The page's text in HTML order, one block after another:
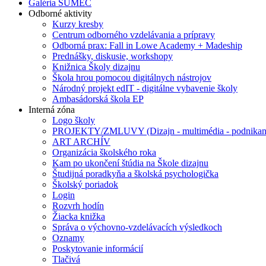
Galéria SUMEC
Odborné aktivity
Kurzy kresby
Centrum odborného vzdelávania a prípravy
Odborná prax: Fall in Lowe Academy + Madeship
Prednášky, diskusie, workshopy
Knižnica Školy dizajnu
Škola hrou pomocou digitálnych nástrojov
Národný projekt edIT - digitálne vybavenie školy
Ambasádorská škola EP
Interná zóna
Logo školy
PROJEKTY/ZMLUVY (Dizajn - multimédia -
ART ARCHÍV
Organizácia školského roka
Kam po ukončení štúdia na Škole dizajnu
Študijná poradkyňa a školská psychologička
Školský poriadok
Login
Rozvrh hodín
Žiacka knižka
Správa o výchovno-vzdelávacích výsledkoch
Oznamy
Poskytovanie informácií
Tlačivá